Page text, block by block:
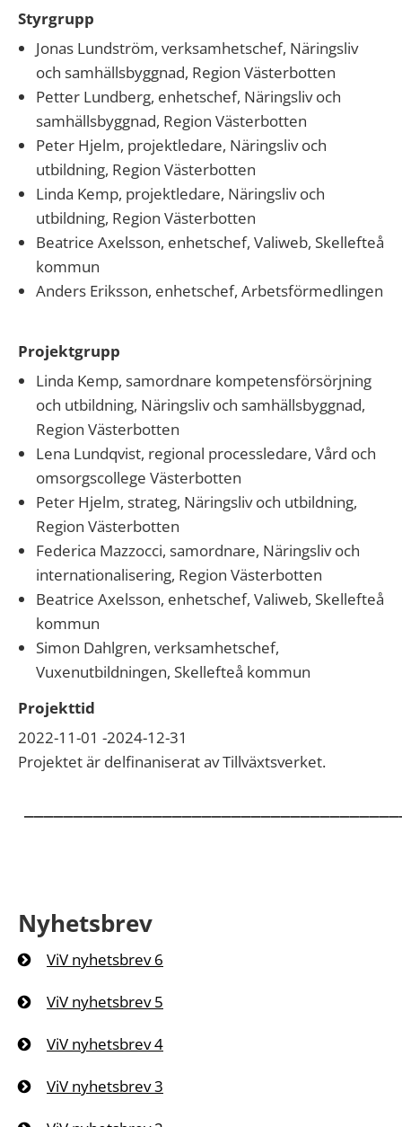
Styrgrupp
Jonas Lundström, verksamhetschef, Näringsliv
och samhällsbyggnad, Region Västerbotten
Petter Lundberg, enhetschef, Näringsliv och
samhällsbyggnad, Region Västerbotten
Peter Hjelm, projektledare, Näringsliv och
utbildning, Region Västerbotten
Linda Kemp, projektledare, Näringsliv och
utbildning, Region Västerbotten
Beatrice Axelsson, enhetschef, Valiweb, Skellefteå
kommun
Anders Eriksson, enhetschef, Arbetsförmedlingen
Projektgrupp
Linda Kemp, samordnare kompetensförsörjning
och utbildning, Näringsliv och samhällsbyggnad,
Region Västerbotten
Lena Lundqvist, regional processledare, Vård och
omsorgscollege Västerbotten
Peter Hjelm, strateg, Näringsliv och utbildning,
Region Västerbotten
Federica Mazzocci, samordnare, Näringsliv och
internationalisering, Region Västerbotten
Beatrice Axelsson, enhetschef, Valiweb, Skellefteå
kommun
Simon Dahlgren, verksamhetschef,
Vuxenutbildningen, Skellefteå kommun
Projekttid
2022-11-01 -2024-12-31
Projektet är delfinaniserat av Tillväxtsverket.
Nyhetsbrev
ViV nyhetsbrev 6
ViV nyhetsbrev 5
ViV nyhetsbrev 4
ViV nyhetsbrev 3